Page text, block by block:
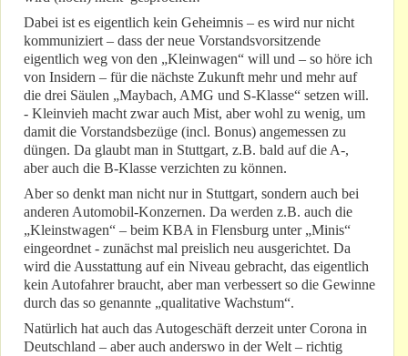
Dabei ist es eigentlich kein Geheimnis – es wird nur nicht
kommuniziert – dass der neue Vorstandsvorsitzende
eigentlich weg von den „Kleinwagen“ will und – so höre ich
von Insidern – für die nächste Zukunft mehr und mehr auf
die drei Säulen „Maybach, AMG und S-Klasse“ setzen will.
- Kleinvieh macht zwar auch Mist, aber wohl zu wenig, um
damit die Vorstandsbezüge (incl. Bonus) angemessen zu
düngen. Da glaubt man in Stuttgart, z.B. bald auf die A-,
aber auch die B-Klasse verzichten zu können.
Aber so denkt man nicht nur in Stuttgart, sondern auch bei
anderen Automobil-Konzernen. Da werden z.B. auch die
„Kleinstwagen“ – beim KBA in Flensburg unter „Minis“
eingeordnet - zunächst mal preislich neu ausgerichtet. Da
wird die Ausstattung auf ein Niveau gebracht, das eigentlich
kein Autofahrer braucht, aber man verbessert so die Gewinne
durch das so genannte „qualitative Wachstum“.
Natürlich hat auch das Autogeschäft derzeit unter Corona in
Deutschland – aber auch anderswo in der Welt – richtig